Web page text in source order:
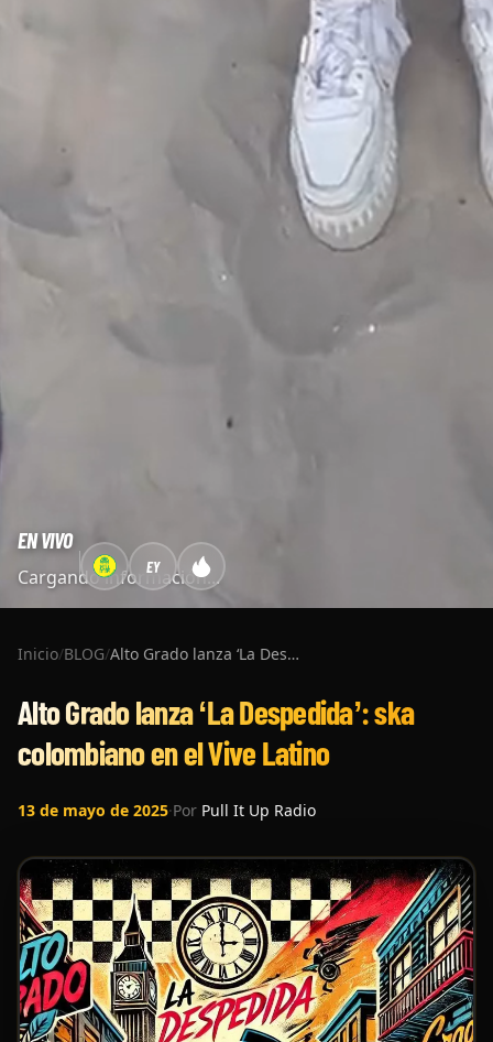
EN VIVO
Cargando información...
EY
Inicio/BLOG/ Alto Grado lanza ‘La Despedida’: ska colombiano en el Vive Latino
Alto Grado lanza ‘La Despedida’: ska
colombiano en el Vive Latino
13 de mayo de 2025·Por Pull It Up Radio